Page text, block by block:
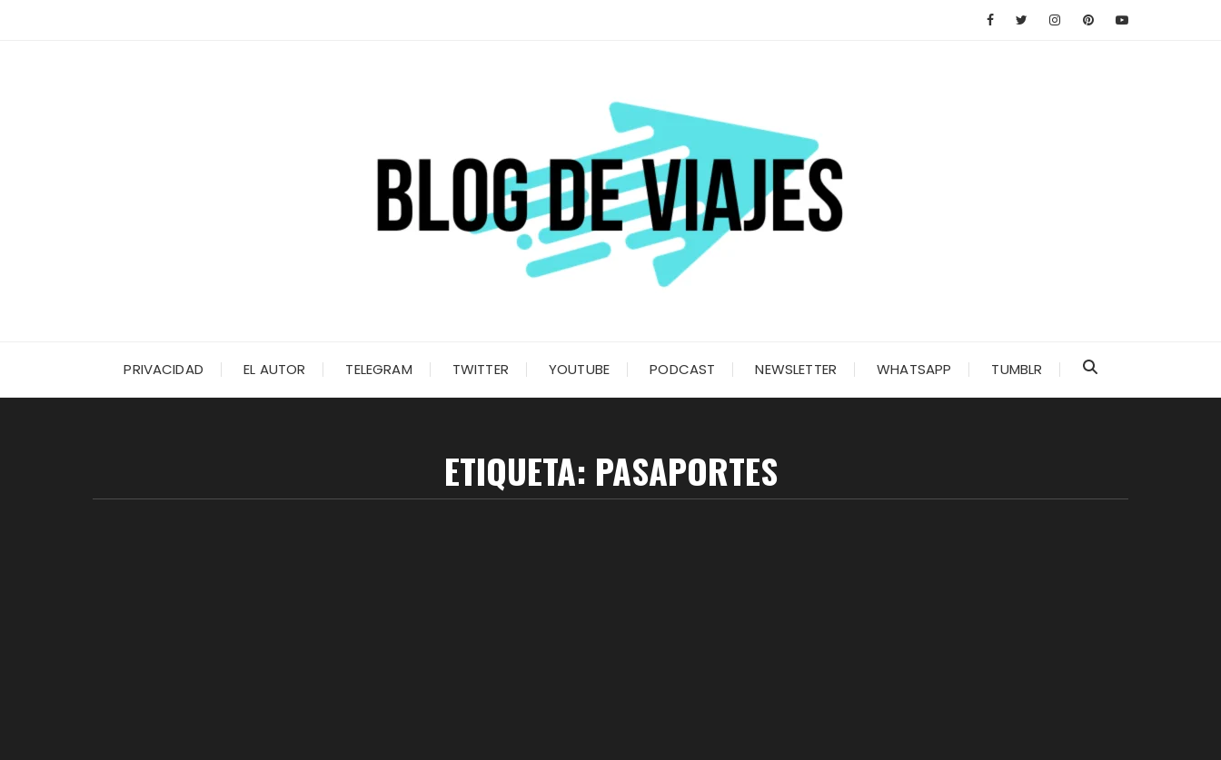
PRIVACIDAD EL AUTOR TELEGRAM TWITTER YOUTUBE PODCAST NEWSLETTER WHATSAPP TUMBLR
ETIQUETA: PASAPORTES